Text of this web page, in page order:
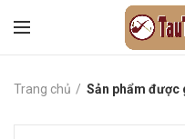
Trang chủ Sản phẩm được